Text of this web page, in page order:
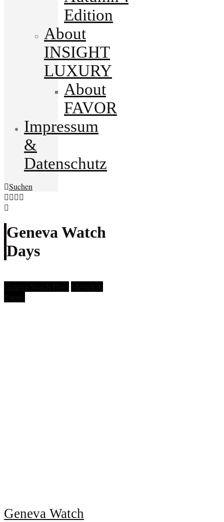
Edition
About
INSIGHT
LUXURY
About
FAVOR
Impressum
&
Datenschutz
Suchen
Geneva Watch
Days
Geneva Watch